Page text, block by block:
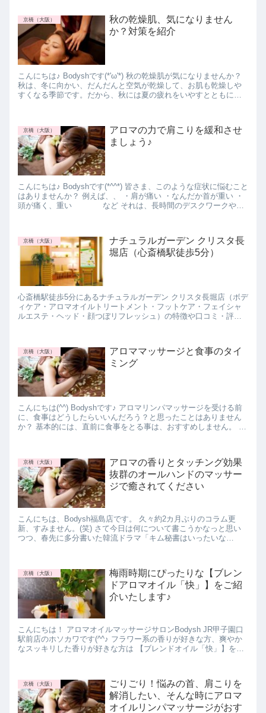
京橋（大阪）
秋の乾燥肌、気になりません
か？対策を紹介
こんにちは♪ Bodyshです(*'ω'*) 秋の乾燥肌が気になりませんか？
秋は、冬に向かい、だんだんと空気が乾燥して、お肌も乾燥しや
すくなる季節です。だから、秋には夏の疲れをいやすとともに、
京橋（大阪）
アロマの力で肩こりを緩和させ
ましょう♪
こんにちは♪ Bodyshです(*^^*) 皆さま、このような症状に悩むこと
はありませんか？ 例えば、、 ・肩が痛い ・なんだか首が重い ・
頭が痛く、重い など それは、長時間のデスクワークやス
京橋（大阪）
ナチュラルガーデン クリスタ長
堀店（心斎橋駅徒歩5分）
心斎橋駅徒歩5分にあるナチュラルガーデン クリスタ長堀店（ボデ
ィケア・アロマオイルトリートメント・フットケア・フェイシャ
ルエステ・ヘッド・顔つぼリフレッシュ）の特徴や口コミ・評判
京橋（大阪）
アロママッサージと食事のタイ
ミング
こんにちは(^^) Bodyshです♪ アロマリンパマッサージを受ける前
に、食事はどうしたらいいんだろう？と思ったことはありません
か？ 基本的には、直前に食事をとる事は、おすすめしません。 ア
京橋（大阪）
アロマの香りとタッチング効果
抜群のオールハンドのマッサー
ジで癒されてください
こんにちは、Bodysh福島店です。 久々約2カ月ぶりのコラム更
新、すみません。(笑) さて今日は何について書こうかなっと思い
つつ、春先に多分書いた韓流ドラマ「キム秘書はいったいな
京橋（大阪）
梅雨時期にぴったりな【ブレン
ドアロマオイル「快」】をご紹
介いたします♪
こんにちは！ アロマオイルマッサージサロンBodysh JR甲子園口
駅前店のホソカワです(^^♪ フラワー系の香りが好きな方、爽やか
なスッキリした香りが好きな方は 【ブレンドオイル「快」】をお
京橋（大阪）
ごりごり！悩みの首、肩こりを
解消したい、そんな時にアロマ
オイルリンパマッサージがおす